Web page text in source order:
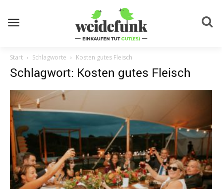
Start Schlagworte Kosten gutes Fleisch
Schlagwort: Kosten gutes Fleisch